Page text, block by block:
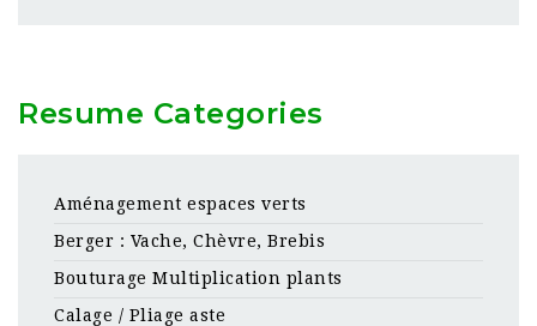
Resume Categories
Aménagement espaces verts
Berger : Vache, Chèvre, Brebis
Bouturage Multiplication plants
Calage / Pliage aste